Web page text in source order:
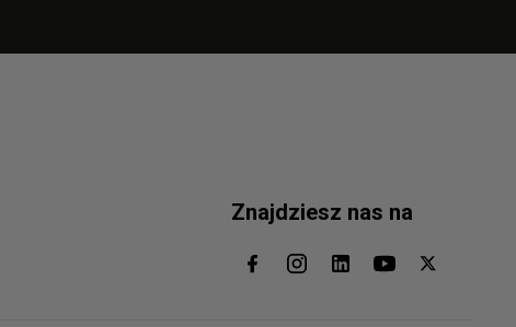
Znajdziesz nas na